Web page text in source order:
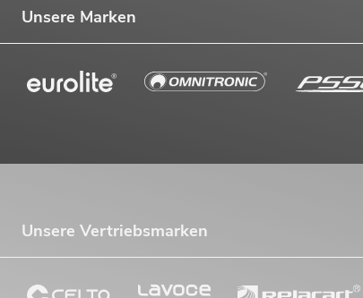
Unsere Marken
Unsere Vertriebsmarken